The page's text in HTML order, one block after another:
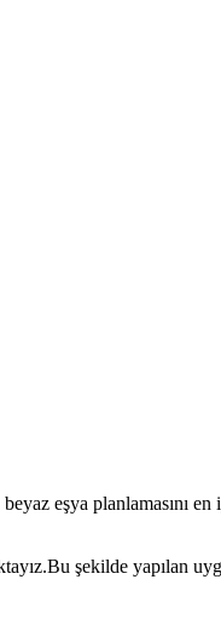
eşya planlamasını en
şekilde yapılan